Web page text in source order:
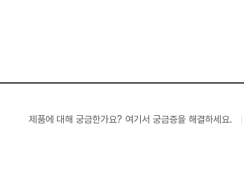
제품에 대해 궁금한가요? 여기서 궁금증을 해결하세요.